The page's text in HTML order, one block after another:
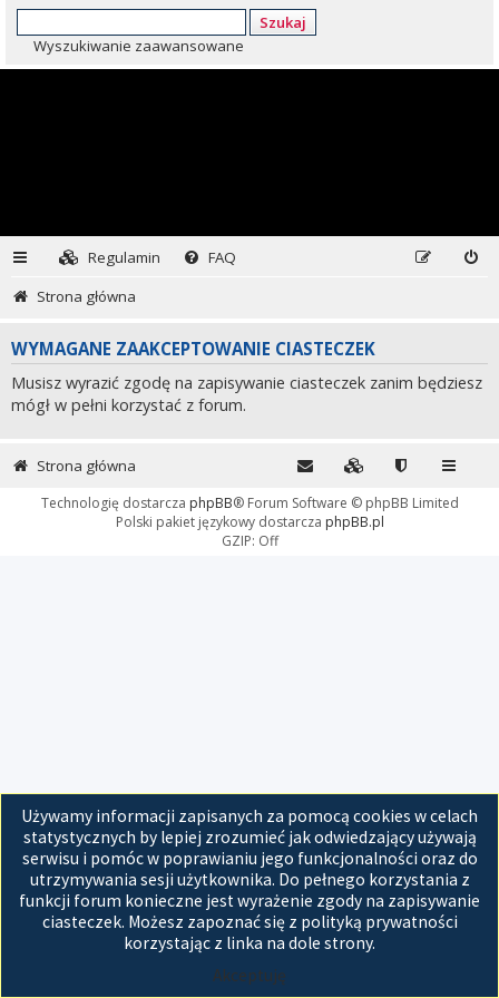
Szukaj
Wyszukiwanie zaawansowane
Regulamin
FAQ
Strona główna
WYMAGANE ZAAKCEPTOWANIE CIASTECZEK
Musisz wyrazić zgodę na zapisywanie ciasteczek zanim będziesz
mógł w pełni korzystać z forum.
Używamy informacji zapisanych za pomocą cookies w celach
statystycznych by lepiej zrozumieć jak odwiedzający używają
serwisu i pomóc w poprawianiu jego funkcjonalności oraz do
utrzymywania sesji użytkownika. Do pełnego korzystania z
funkcji forum konieczne jest wyrażenie zgody na zapisywanie
ciasteczek. Możesz zapoznać się z polityką prywatności
korzystając z linka na dole strony.
Akceptuję
Strona główna
Technologię dostarcza phpBB® Forum Software © phpBB Limited
Polski pakiet językowy dostarcza phpBB.pl
GZIP: Off